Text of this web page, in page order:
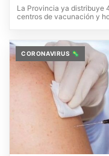
La Provincia ya distribuye
centros de vacunación y
CORONAVIRUS 🦠